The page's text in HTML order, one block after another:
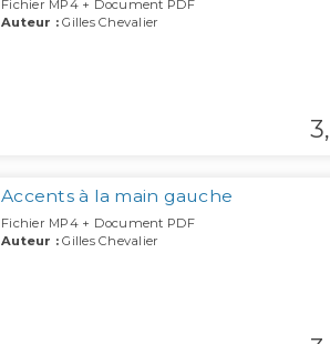
Fichier MP4 + Document PDF
Auteur : Gilles Chevalier
3,
Accents à la main gauche
Fichier MP4 + Document PDF
Auteur : Gilles Chevalier